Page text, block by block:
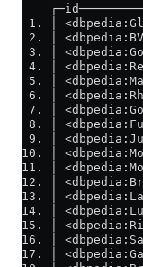
1. │
2. │
3. │
4. │
5. │
6. │
7. │
8. │
9. │
10. │
11. │
12. │
13. │
14. │
15. │
16. │
17. │